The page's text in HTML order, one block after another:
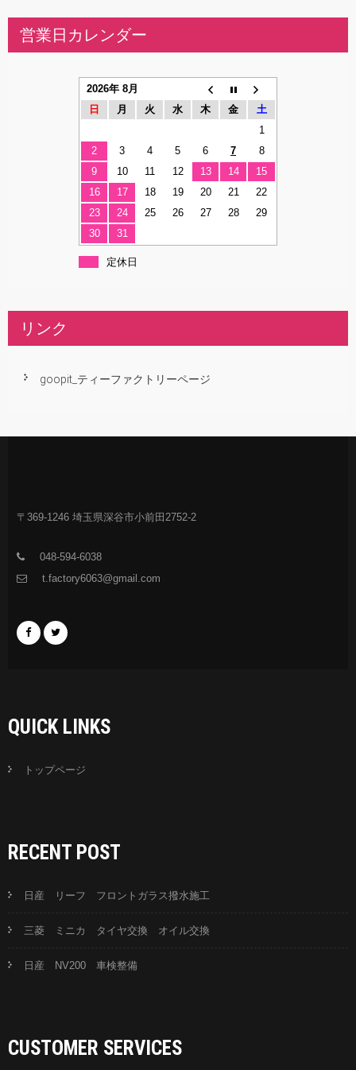
営業日カレンダー
2026年 8月
日
月 火 水 木 金
土
1
2
3 4 5 6 7
8
9
10 11 12 13 14
15
16
17 18 19 20 21
22
23
24 25 26 27 28
29
30
31
定休日
リンク
goopit_ティーファクトリーページ
〒369-1246 埼玉県深谷市小前田2752-2
048-594-6038
t.factory6063@gmail.com
QUICK LINKS
トップページ
RECENT POST
日産 リーフ フロントガラス撥水施工
三菱 ミニカ タイヤ交換 オイル交換
日産 NV200 車検整備
CUSTOMER SERVICES